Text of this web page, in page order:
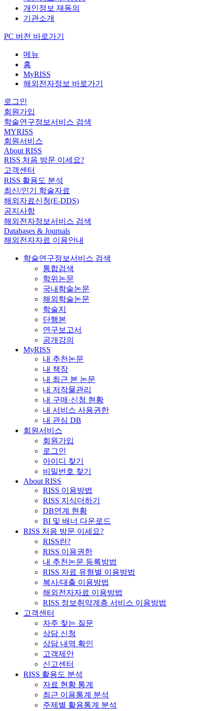
개인정보 재동의
기관소개
PC 버전 바로가기
메뉴
홈
MyRISS
해외전자정보 바로가기
로그인
회원가입
학술연구정보서비스 검색
MYRISS
회원서비스
About RISS
RISS 처음 방문 이세요?
고객센터
RISS 활용도 분석
최신/인기 학술자료
해외자료신청(E-DDS)
공지사항
해외전자정보서비스 검색
Databases & Journals
해외전자자료 이용안내
학술연구정보서비스 검색
통합검색
학위논문
국내학술논문
해외학술논문
학술지
단행본
연구보고서
공개강의
MyRISS
내 추천논문
내 책장
내 최근 본 논문
내 저작물관리
내 구매·신청 현황
내 서비스 사용권한
내 관심 DB
회원서비스
회원가입
로그인
아이디 찾기
비밀번호 찾기
About RISS
RISS 이용방법
RISS 지식더하기
DB연계 현황
BI 및 배너 다운로드
RISS 처음 방문 이세요?
RISS란?
RISS 이용권한
내 추천논문 등록방법
RISS 자료 유형별 이용방법
복사/대출 이용방법
해외전자자료 이용방법
RISS 정보취약계층 서비스 이용방법
고객센터
자주 찾는 질문
상담 신청
상담 내역 확인
고객제안
신고센터
RISS 활용도 분석
자료 현황 통계
최근 이용통계 분석
주제별 활용통계 분석